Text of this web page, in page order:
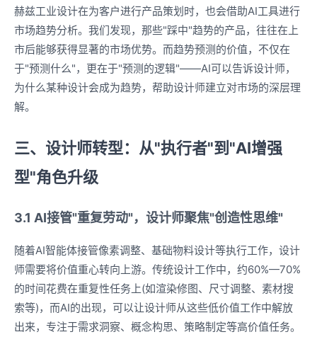
赫兹工业设计在为客户进行产品策划时，也会借助AI工具进行
市场趋势分析。我们发现，那些"踩中"趋势的产品，往往在上
市后能够获得显著的市场优势。而趋势预测的价值，不仅在
于"预测什么"，更在于"预测的逻辑"——AI可以告诉设计师，
为什么某种设计会成为趋势，帮助设计师建立对市场的深层理
解。
三、设计师转型：从"执行者"到"AI增强
型"角色升级
3.1 AI接管"重复劳动"，设计师聚焦"创造性思维"
随着AI智能体接管像素调整、基础物料设计等执行工作，设计
师需要将价值重心转向上游。传统设计工作中，约60%—70%
的时间花费在重复性任务上(如渲染修图、尺寸调整、素材搜
索等)，而AI的出现，可以让设计师从这些低价值工作中解放
出来，专注于需求洞察、概念构思、策略制定等高价值任务。